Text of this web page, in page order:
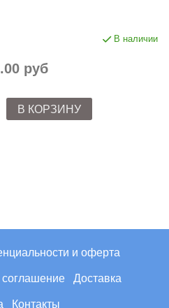
В наличии
руб
В КОРЗИНУ
и оферта
соглашение Доставка
Контакты